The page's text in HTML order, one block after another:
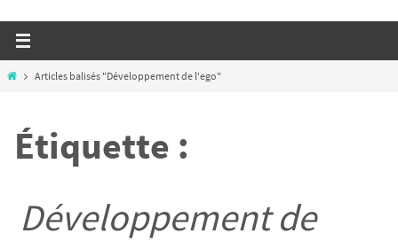
HomeArticles balisés "Développement de l'ego"
Étiquette :
Développement de